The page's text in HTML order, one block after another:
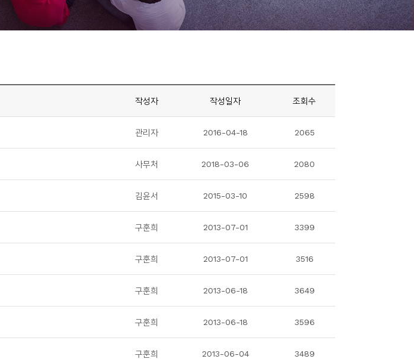
작성자 작성일자 조회수
관리자 2016-04-18 2065
사무처 2018-03-06 2080
김윤서 2015-03-10 2598
구훈희 2013-07-01 3399
구훈희 2013-07-01 3516
구훈희 2013-06-18 3649
구훈희 2013-06-18 3596
구훈희 2013-06-04 3489